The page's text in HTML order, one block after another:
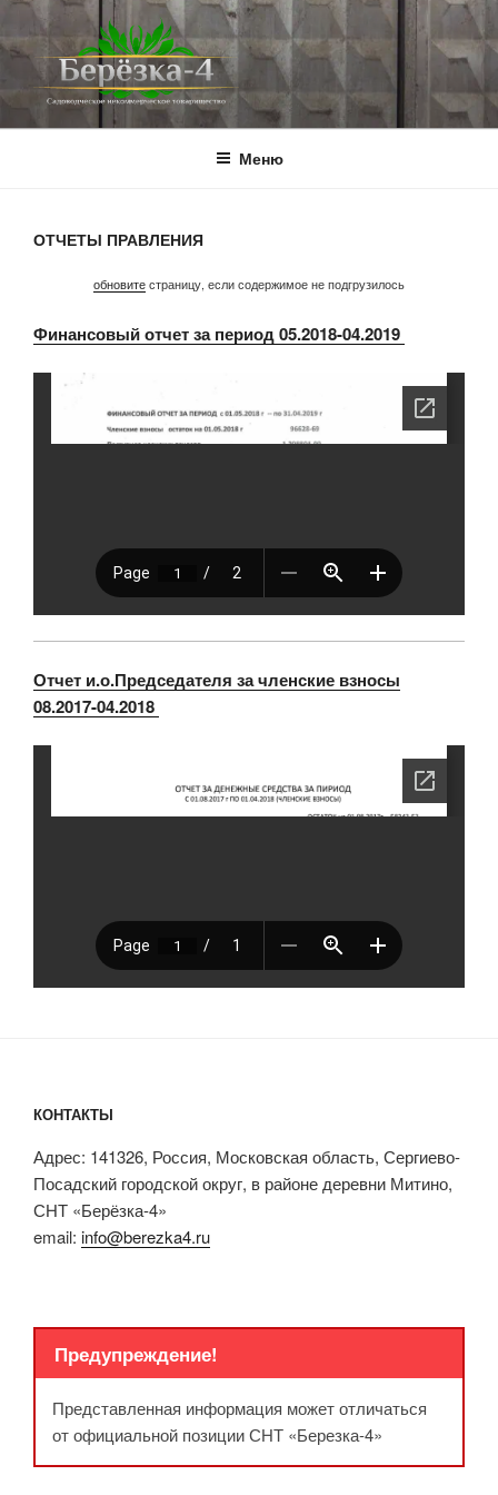
Перейти
к
содержимому
BEREZKA4.RU
СНТ Берёзка-4
Меню
ОТЧЕТЫ ПРАВЛЕНИЯ
обновите страницу, если содержимое не подгрузилось
Финансовый отчет за период 05.2018-04.2019
Отчет и.о.Председателя за членские взносы
08.2017-04.2018
КОНТАКТЫ
Адрес: 141326, Россия, Московская область, Сергиево-
Посадский городской округ, в районе деревни Митино,
СНТ «Берёзка-4»
email: info@berezka4.ru
Предупреждение!
Представленная информация может отличаться
от официальной позиции СНТ «Березка-4»